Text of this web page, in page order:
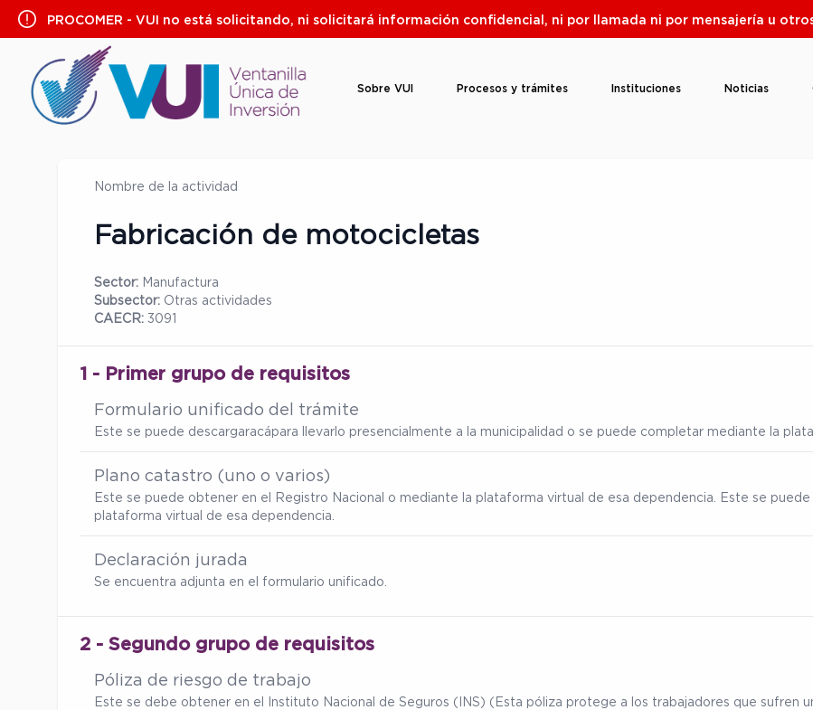
Saltar
PROCOMER - VUI no está solicitando, ni solicitará información confidencial, ni por llamada ni por mensajería u
Sobre VUI Procesos y trámites Instituciones Noticias
Nombre de la actividad
Fabricación de motocicletas
Sector: Manufactura
Subsector: Otras actividades
CAECR: 3091
1 - Primer grupo de requisitos
Formulario unificado del trámite
Este se puede descargaracápara llevarlo presencialmente a la municipalidad o se puede completar mediante la
Plano catastro (uno o varios)
Este se puede obtener en el Registro Nacional o mediante la plataforma virtual de esa dependencia. Este se
plataforma virtual de esa dependencia.
Declaración jurada
Se encuentra adjunta en el formulario unificado.
2 - Segundo grupo de requisitos
Póliza de riesgo de trabajo
Este se debe obtener en el Instituto Nacional de Seguros (INS) (Esta póliza protege a los trabajadores que sufren